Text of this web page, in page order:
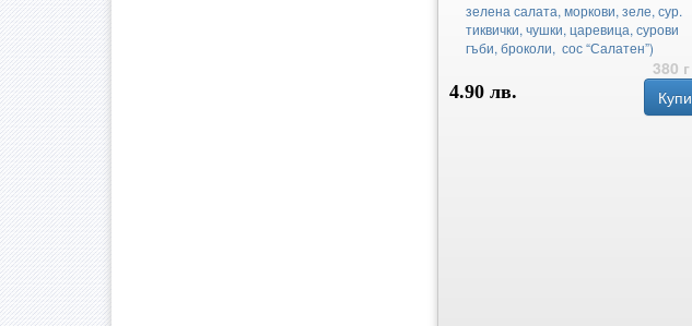
зелена салата, моркови, зеле, сур.
тиквички, чушки, царевица, сурови
гъби, броколи, сос “Салатен”)
380 г
4.90 лв.
Купи